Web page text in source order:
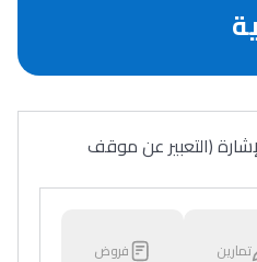
(التعبير عن موقف
تمارين فروض